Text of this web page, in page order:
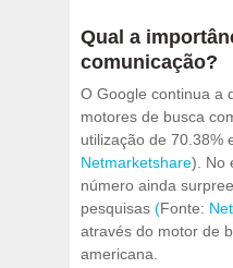
Qual a
comunicação?
O Google continua a
motores de busca
utilização de 70.38%
Netmarketshare). No
número ainda
pesquisas (Fonte:
através do motor de
americana.